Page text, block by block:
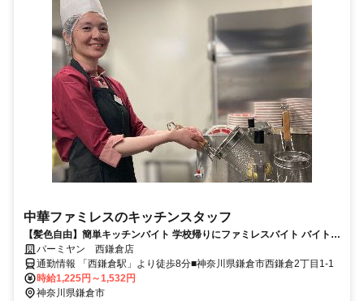
中華ファミレスのキッチンスタッフ
【髪色自由】簡単キッチンバイト 学校帰りにファミレスバイト バイト経
験がない方も大歓迎 曜日や時間の希望も相談OK!! テスト時期などもも
ちろん考慮します!!
バーミヤン 西鎌倉店
通勤情報 「西鎌倉駅」より徒歩8分■神奈川県鎌倉市西鎌倉2丁目1-1
時給1,225円～1,532円
神奈川県鎌倉市